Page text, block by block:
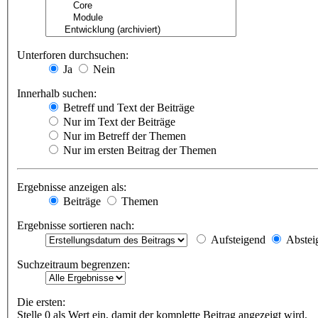
Unterforen durchsuchen:
Ja
Nein
Innerhalb suchen:
Betreff und Text der Beiträge
Nur im Text der Beiträge
Nur im Betreff der Themen
Nur im ersten Beitrag der Themen
Ergebnisse anzeigen als:
Beiträge
Themen
Ergebnisse sortieren nach:
Aufsteigend
Suchzeitraum begrenzen:
Die ersten:
Stelle 0 als Wert ein, damit der komplette Beitrag angezeigt wird.